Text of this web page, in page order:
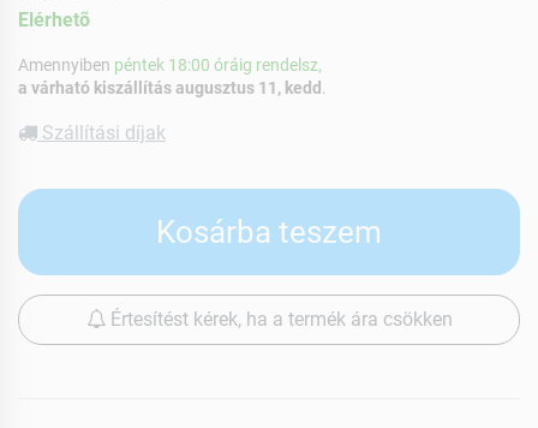
Elérhetõ
Amennyiben péntek 18:00 óráig rendelsz,
a várható kiszállítás augusztus 11, kedd
Szállítási díjak
Kosárba teszem
Értesítést kérek, ha a termék ára csökken